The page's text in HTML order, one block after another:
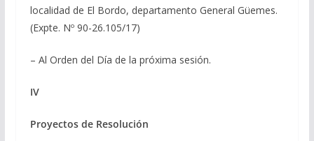
localidad de El Bordo, departamento General Güemes.
(Expte. Nº 90-26.105/17)
– Al Orden del Día de la próxima sesión.
IV
Proyectos de Resolución